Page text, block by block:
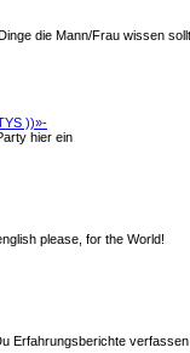
die Mann/Frau wissen
))»-
hier ein
please, for the World!
Erfahrungsberichte